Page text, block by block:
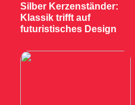
Silber Kerzenständer:
Klassik trifft auf
futuristisches Design